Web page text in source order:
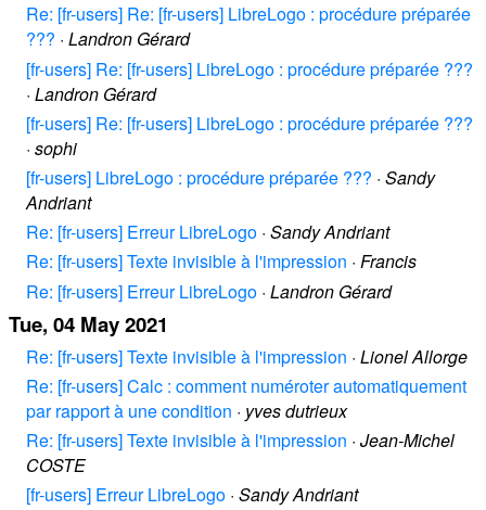
Re: [fr-users] Re: [fr-users] LibreLogo : procédure préparée
??? · Landron Gérard
[fr-users] Re: [fr-users] LibreLogo : procédure préparée ???
· Landron Gérard
[fr-users] Re: [fr-users] LibreLogo : procédure préparée ???
· sophi
[fr-users] LibreLogo : procédure préparée ??? · Sandy
Andriant
Re: [fr-users] Erreur LibreLogo · Sandy Andriant
Re: [fr-users] Texte invisible à l'impression · Francis
Re: [fr-users] Erreur LibreLogo · Landron Gérard
Tue, 04 May 2021
Re: [fr-users] Texte invisible à l'impression · Lionel Allorge
Re: [fr-users] Calc : comment numéroter automatiquement
par rapport à une condition · yves dutrieux
Re: [fr-users] Texte invisible à l'impression · Jean-Michel
COSTE
[fr-users] Erreur LibreLogo · Sandy Andriant